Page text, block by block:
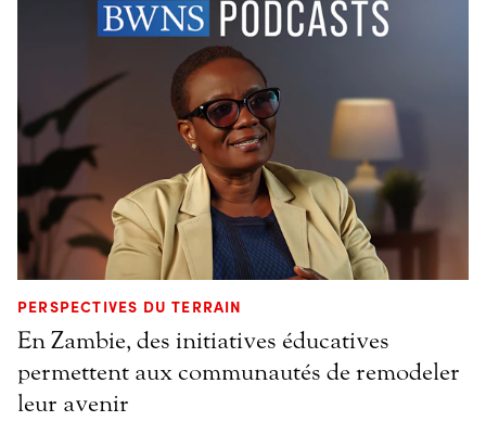
PERSPECTIVES DU TERRAIN
En Zambie, des initiatives éducatives
permettent aux communautés de remodeler
leur avenir